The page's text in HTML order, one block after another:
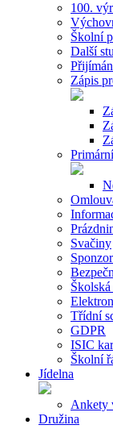
100.
Školní
Další
Zápis
Svačiny
Školská
Třídní
GDPR
ISIC
Školní
Jídelna
Ankety
Družina